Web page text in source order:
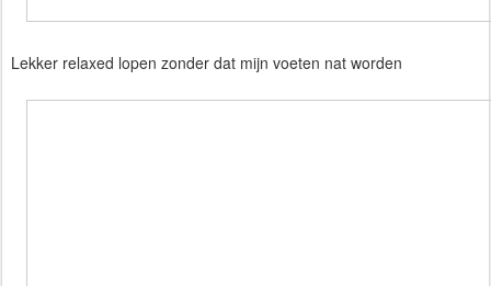
Lekker relaxed lopen zonder dat mijn voeten nat worden